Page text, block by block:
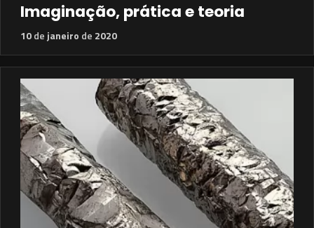
Imaginação, prática e teoria
10de janeiro de 2020